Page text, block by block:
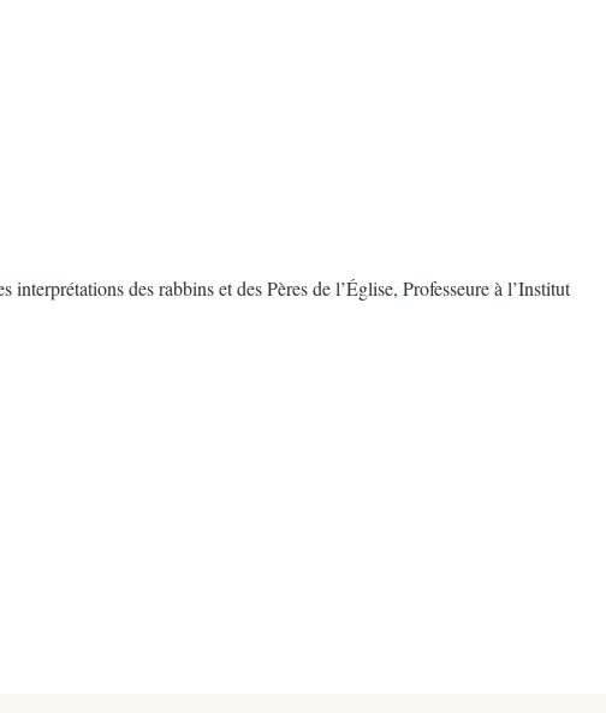
des rabbins et des Pères de l’Église, Professeure à l’Institut